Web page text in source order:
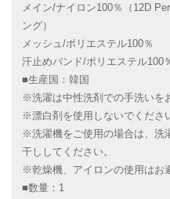
メイン/ナイロン100％（12D
ング）
メッシュ/ポリエステル100％
汗止めバンド/ポリエステル100
■生産国：韓国
※洗濯は中性洗剤での手洗いを
※漂白剤を使用しないでくださ
※洗濯機をご使用の場合は、洗
干ししてください。
※乾燥機、アイロンの使用はお
■数量：1